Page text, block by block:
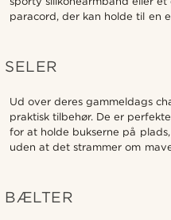
paracord, der kan holde til en
SELER
Ud over deres gammeldags
praktisk tilbehør. De er
for at holde bukserne på
uden at det strammer om
BÆLTER